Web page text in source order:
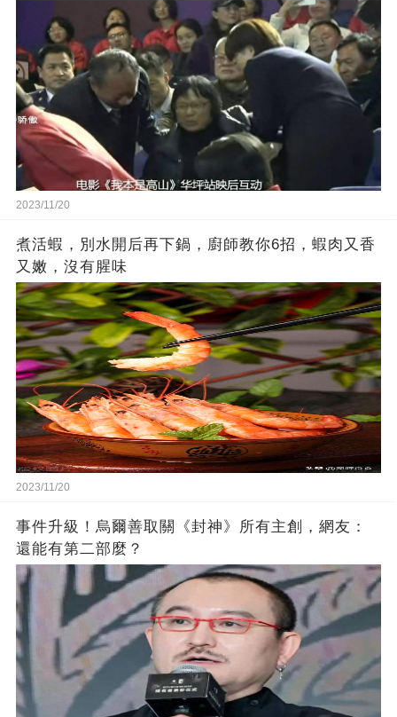
2023/11/20
煮活蝦，別水開后再下鍋，廚師教你6招，蝦肉又香
又嫩，沒有腥味
2023/11/20
事件升級！烏爾善取關《封神》所有主創，網友：
還能有第二部麼？